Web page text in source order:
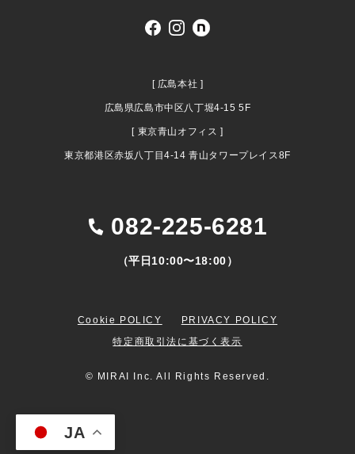
[ 広島本社 ]
広島県広島市中区八丁堀4-15 5F
[ 東京青山オフィス ]
東京都港区赤坂八丁目4-14 青山タワープレイス8F
082-225-6281
（平日10:00〜18:00）
Cookie POLICY
PRIVACY POLICY
特定商取引法に基づく表示
© MIRAI Inc. All Rights Reserved.
JA